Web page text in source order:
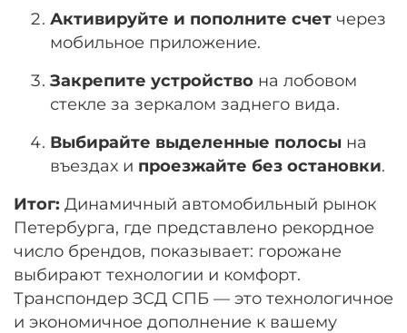
Активируйте и пополните счет через
мобильное приложение.
Закрепите устройство на лобовом
стекле за зеркалом заднего вида.
Выбирайте выделенные полосы на
въездах и проезжайте без остановки.
Итог: Динамичный автомобильный рынок
Петербурга, где представлено рекордное
число брендов, показывает: горожане
выбирают технологии и комфорт.
Транспондер ЗСД СПБ — это технологичное
и экономичное дополнение к вашему